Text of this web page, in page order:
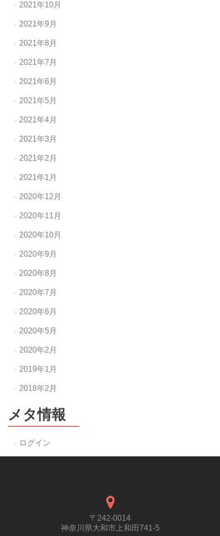
2021年10月
2021年9月
2021年8月
2021年7月
2021年6月
2021年5月
2021年4月
2021年3月
2021年2月
2021年1月
2020年12月
2020年11月
2020年10月
2020年9月
2020年8月
2020年7月
2020年6月
2020年5月
2020年2月
2019年1月
2018年2月
メタ情報
ログイン
〒242-0014
神奈川県大和市上和田741-5